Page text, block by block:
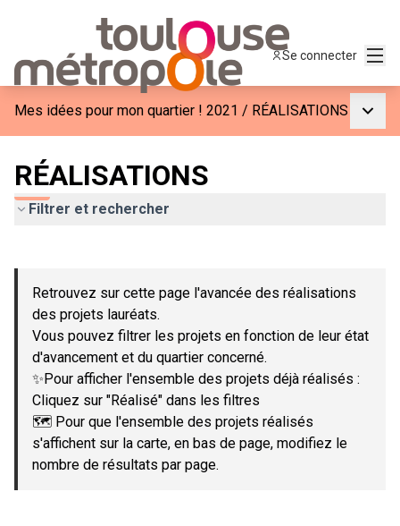
Se connecter
Mes idées pour mon quartier ! 2021 / RÉALISATIONS
RÉALISATIONS
Filtrer et rechercher
−
Retrouvez sur cette page l'avancée des réalisations
des projets lauréats.
Vous pouvez filtrer les projets en fonction de leur état
d'avancement et du quartier concerné.
✨Pour afficher l'ensemble des projets déjà réalisés :
Cliquez sur "Réalisé" dans les filtres
🗺️ Pour que l'ensemble des projets réalisés
s'affichent sur la carte, en bas de page, modifiez le
nombre de résultats par page.